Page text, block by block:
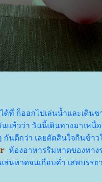
ด้ที่ ก็ออกไปเล่นน้ำและเดินช
แล้วว่า วันนี้เดินทางมาเหนื่
นดีกว่า เลยตัดสินใจกินข้าว
ห้องอาหารริมหาดของทาง
เล่นหาดจนเกือบค่ำ เสพบรรย